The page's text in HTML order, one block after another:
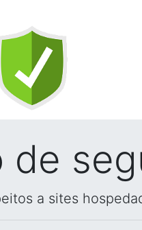
de
a sites